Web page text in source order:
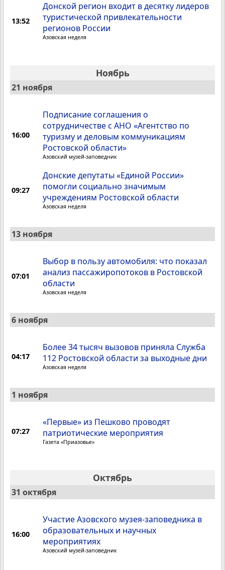
13:52
Донской регион входит в десятку лидеров
туристической привлекательности
регионов России
Азовская неделя
Ноябрь
21 ноября
16:00
Подписание соглашения о
сотрудничестве с АНО «Агентство по
туризму и деловым коммуникациям
Ростовской области»
Азовский музей-заповедник
09:27
Донские депутаты «Единой России»
помогли социально значимым
учреждениям Ростовской области
Азовская неделя
13 ноября
07:01
Выбор в пользу автомобиля: что показал
анализ пассажиропотоков в Ростовской
области
Азовская неделя
6 ноября
04:17
Более 34 тысяч вызовов приняла Служба
112 Ростовской области за выходные дни
Азовская неделя
1 ноября
07:27
«Первые» из Пешково проводят
патриотические мероприятия
Газета «Приазовье»
Октябрь
31 октября
16:00
Участие Азовского музея-заповедника в
образовательных и научных
мероприятиях
Азовский музей-заповедник